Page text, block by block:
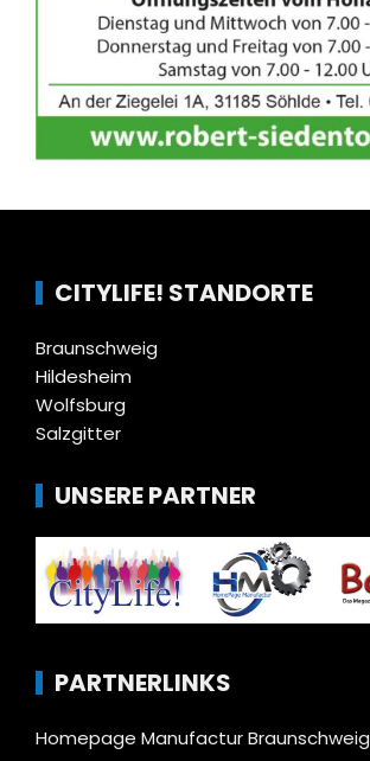
CITYLIFE! STANDORTE
Braunschweig
Hildesheim
Wolfsburg
Salzgitter
UNSERE PARTNER
PARTNERLINKS
Homepage Manufactur Braunschweig